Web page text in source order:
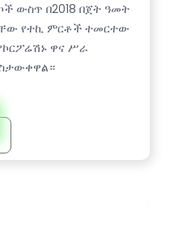
ውስጥ በ2018 በጀት ዓመት
የተኪ ምርቶች ተመርተው
ዋና ሥራ